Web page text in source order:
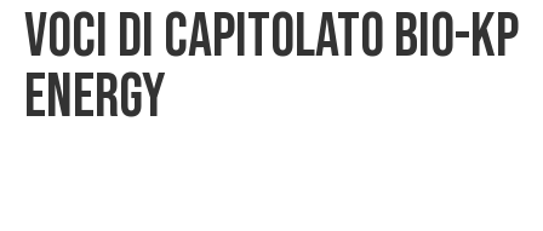
Voci di capitolato Bio-KP
Energy